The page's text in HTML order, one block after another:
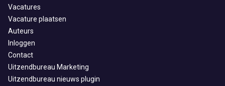
Vacatures
Vacature plaatsen
Auteurs
Inloggen
Contact
Uitzendbureau Marketing
Uitzendbureau nieuws plugin